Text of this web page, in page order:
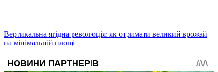
Вертикальна ягідна революція: як отримати великий врожай
на мінімальній площі